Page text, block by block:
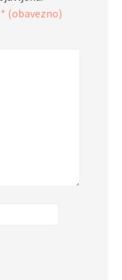
* (obavezno)